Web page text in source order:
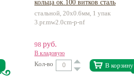
кольца ок.100 витков сталь
стальной, 20х0.6мм, 1 упак
3.pr.mw2.0cm-p-nf
98 руб.
В кладовую
Кол-во В корзину